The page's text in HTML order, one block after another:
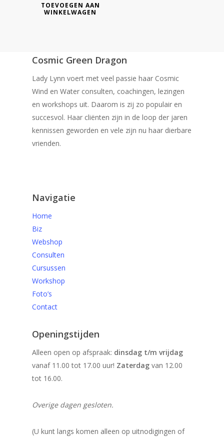
TOEVOEGEN AAN
WINKELWAGEN
Cosmic Green Dragon
Lady Lynn voert met veel passie haar Cosmic
Wind en Water consulten, coachingen, lezingen
en workshops uit. Daarom is zij zo populair en
succesvol. Haar cliënten zijn in de loop der jaren
kennissen geworden en vele zijn nu haar dierbare
vrienden.
Navigatie
Home
Biz
Webshop
Consulten
Cursussen
Workshop
Foto’s
Contact
Openingstijden
Alleen open op afspraak: dinsdag t/m vrijdag
vanaf 11.00 tot 17.00 uur! Zaterdag van 12.00
tot 16.00.
Overige dagen gesloten.
(U kunt langs komen alleen op uitnodigingen of